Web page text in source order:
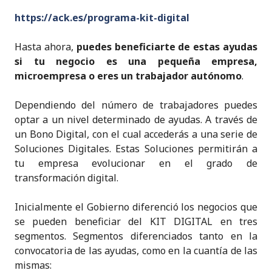
k
https://ack.es/programa-kit-digital
Hasta ahora, puedes beneficiarte de estas ayudas
si tu negocio es una pequeña empresa,
microempresa o eres un trabajador autónomo.
Dependiendo del número de trabajadores puedes
optar a un nivel determinado de ayudas. A través de
un Bono Digital, con el cual accederás a una serie de
Soluciones Digitales. Estas Soluciones permitirán a
tu empresa evolucionar en el grado de
transformación digital.
Inicialmente el Gobierno diferenció los negocios que
se pueden beneficiar del KIT DIGITAL en tres
segmentos. Segmentos diferenciados tanto en la
convocatoria de las ayudas, como en la cuantía de las
mismas: